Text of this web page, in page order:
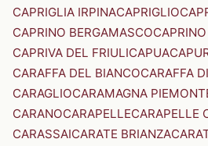
CAPRIGLIA IRPINACAPRIGLIO
CAPRINO BERGAMASCO
CAPRIVA DEL FRIULICAPUA
CARAFFA DEL BIANCOCARAFFA
CARAGLIOCARAMAGNA
CARANOCARAPELLECARAPELLE
CARASSAICARATE BRIANZA